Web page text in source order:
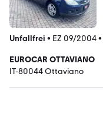
Unfallfrei • EZ 09/2004•
EUROCAR OTTAVIANO
IT-80044 Ottaviano